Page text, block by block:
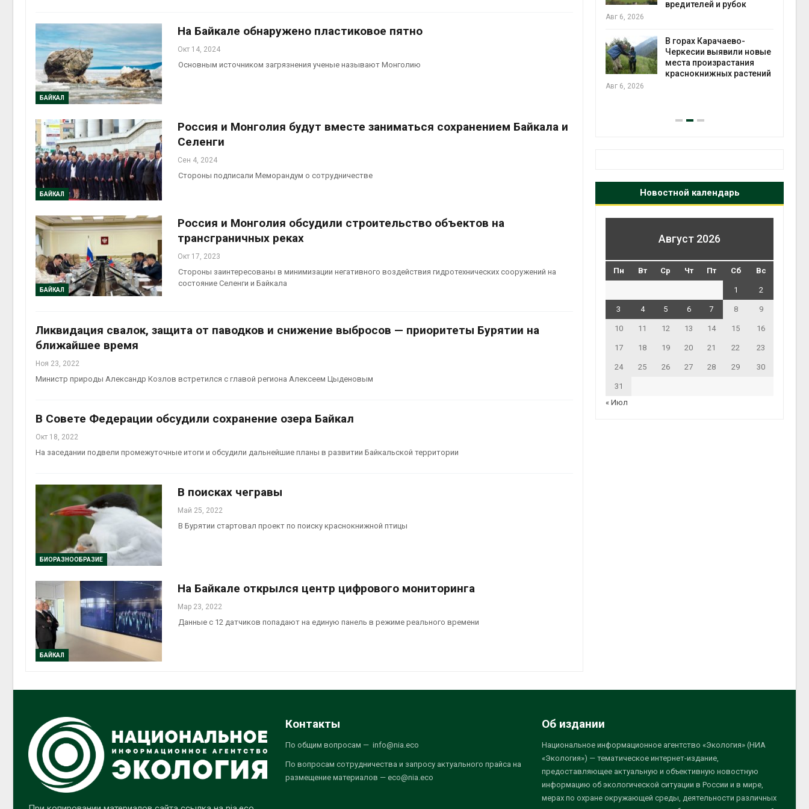
БАЙКАЛ
На Байкале обнаружено пластиковое пятно
Окт 14, 2024
Основным источником загрязнения ученые называют Монголию
БАЙКАЛ
Россия и Монголия будут вместе заниматься сохранением Байкала и
Селенги
Сен 4, 2024
Стороны подписали Меморандум о сотрудничестве
БАЙКАЛ
Россия и Монголия обсудили строительство объектов на
трансграничных реках
Окт 17, 2023
Стороны заинтересованы в минимизации негативного воздействия гидротехнических сооружений на
состояние Селенги и Байкала
Ликвидация свалок, защита от паводков и снижение выбросов — приоритеты Бурятии на
ближайшее время
Ноя 23, 2022
Министр природы Александр Козлов встретился с главой региона Алексеем Цыденовым
В Совете Федерации обсудили сохранение озера Байкал
Окт 18, 2022
На заседании подвели промежуточные итоги и обсудили дальнейшие планы в развитии Байкальской территории
БИОРАЗНООБРАЗИЕ
В поисках чегравы
Май 25, 2022
В Бурятии стартовал проект по поиску краснокнижной птицы
БАЙКАЛ
На Байкале открылся центр цифрового мониторинга
Мар 23, 2022
Данные с 12 датчиков попадают на единую панель в режиме реального времени
Авг 6, 2026
ликвидируют
вредителей и рубок
Авг 6, 2026
В горах Карачаево-
Черкесии выявили новые
места произрастания
краснокнижных растений
Авг 6, 2026
Новостной календарь
Август 2026
Пн Вт Ср Чт Пт Сб Вс
1 2
3 4 5 6 7 8 9
10 11 12 13 14 15 16
17 18 19 20 21 22 23
24 25 26 27 28 29 30
31
« Июл
Контакты
По общим вопросам — info@nia.eco
По вопросам сотрудничества и запросу актуального прайса на
размещение материалов — eco@nia.eco
Об издании
Национальное информационное агентство «Экология» (НИА
«Экология») — тематическое интернет-издание,
предоставляющее актуальную и объективную новостную
информацию об экологической ситуации в России и в мире,
мерах по охране окружающей среды, деятельности различных